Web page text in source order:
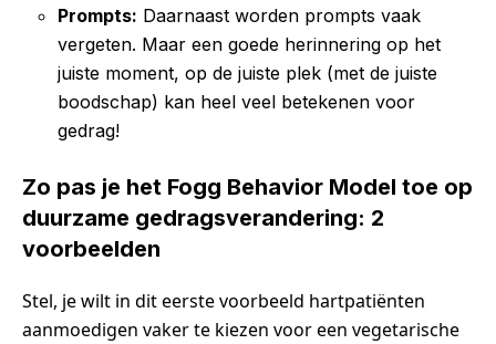
Prompts: Daarnaast worden prompts vaak
vergeten. Maar een goede herinnering op het
juiste moment, op de juiste plek (met de juiste
boodschap) kan heel veel betekenen voor
gedrag!
Zo pas je het Fogg Behavior Model toe op
duurzame gedragsverandering: 2
voorbeelden
Stel, je wilt in dit eerste voorbeeld hartpatiënten
aanmoedigen vaker te kiezen voor een vegetarische